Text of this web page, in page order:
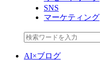
SNS
マーケティング
AI×ブログ